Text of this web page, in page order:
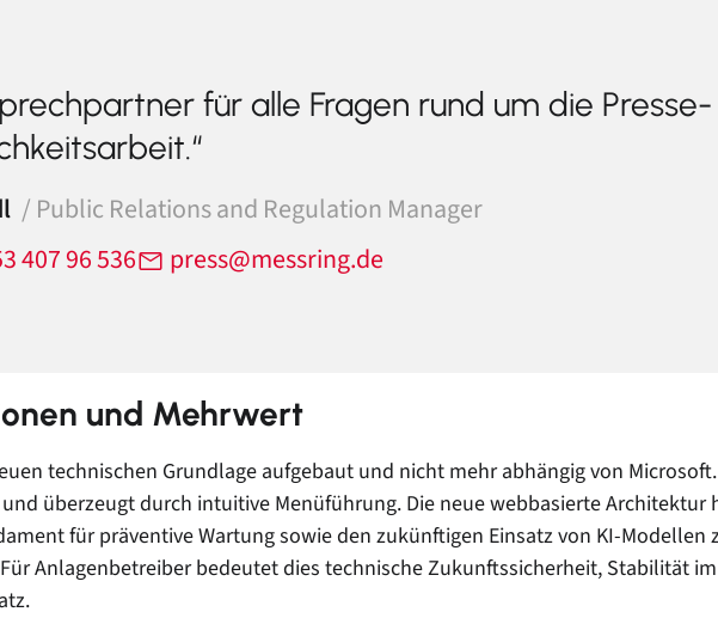
für alle Fragen rund um die
/ Public Relations and Regulation Manager
407 96 536
press@messring.de
und Mehrwert
technischen Grundlage aufgebaut und nicht mehr abhängig von Microsoft.
überzeugt durch intuitive Menüführung. Die neue webbasierte Architektur
für präventive Wartung sowie den zukünftigen Einsatz von KI-Modellen
Anlagenbetreiber bedeutet dies technische Zukunftssicherheit, Stabilität